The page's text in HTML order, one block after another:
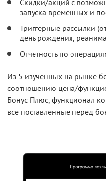
Скидки/акций с
запуска временных и
Триггерные рассылки
день рождения,
Отчетность по
Из 5 изученных на рынке
соотношению цена/
Бонус Плюс, функционал
все поставленные перед